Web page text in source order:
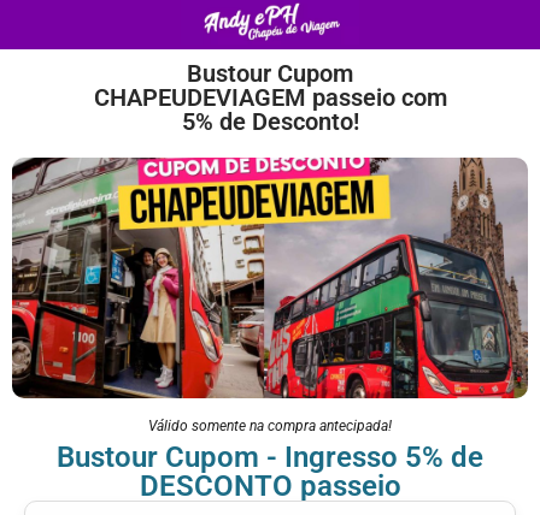
Bustour Cupom
CHAPEUDEVIAGEM passeio com
5% de Desconto!
Válido somente na compra antecipada!
Bustour Cupom - Ingresso 5% de
DESCONTO passeio